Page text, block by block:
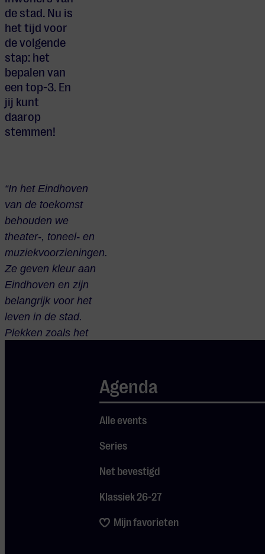
Agenda
Alle events
Series
Net bevestigd
Klassiek 26-27
Mijn favorieten
de stad. Nu is
het tijd voor
de volgende
stap: het
bepalen van
een top-3. En
jij kunt
daarop
stemmen!
“In het Eindhoven
van de toekomst
behouden we
theater-, toneel- en
muziekvoorzieningen.
Ze geven kleur aan
Eindhoven en zijn
belangrijk voor het
leven in de stad.
Plekken zoals het
Dat is één
culturele voorzieningen
vinden voor de stad. Of